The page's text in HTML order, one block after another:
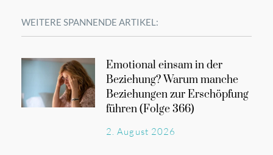
WEITERE SPANNENDE ARTIKEL:
Emotional einsam in der
Beziehung? Warum manche
Beziehungen zur Erschöpfung
führen (Folge 366)
2. August 2026